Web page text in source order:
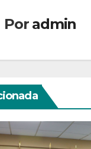
Por admin